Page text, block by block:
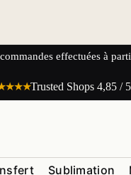
effectuées à
Trusted Shops 4,85 /
Sublimation